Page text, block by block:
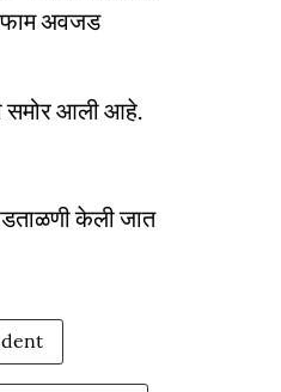
अवजड
समोर आली आहे.
केली जात